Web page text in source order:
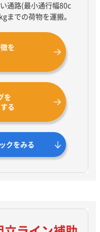
通路(最小通行幅80c
までの荷物を運搬。
を
を
る
クをみる